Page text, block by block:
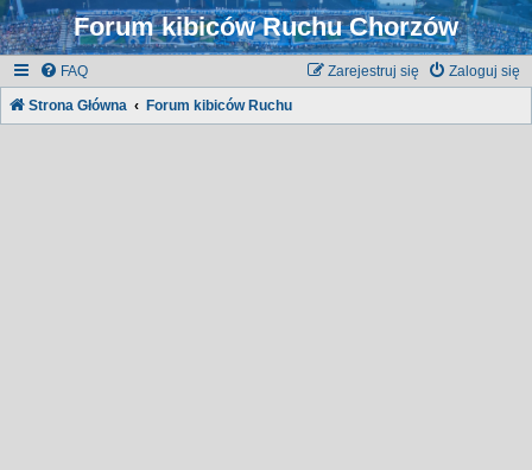
Forum kibiców Ruchu Chorzów
FAQ Zaloguj się
Zarejestruj się
Strona Główna Forum kibiców Ruchu